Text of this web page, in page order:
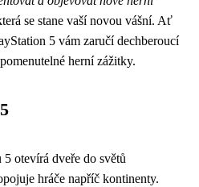
se stane vaší novou vášní. Ať
5 vám zaručí dechberoucí
herní zážitky.
otevírá dveře do světů
hráče napříč kontinenty.